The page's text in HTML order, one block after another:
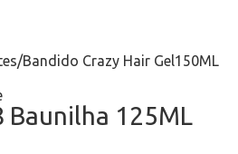
/Bandido Crazy Hair Gel150ML
Baunilha 125ML